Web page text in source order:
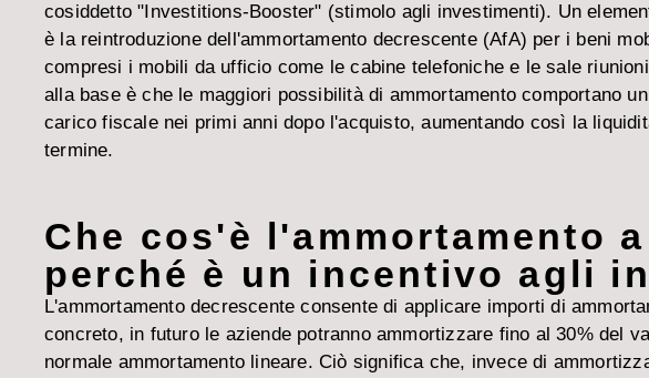
cosiddetto "Investitions-Booster" (stimolo agli investimenti). Un
è la reintroduzione dell'ammortamento decrescente (AfA) per i beni
compresi i mobili da ufficio come le cabine telefoniche e le sale
alla base è che le maggiori possibilità di ammortamento comportano
carico fiscale nei primi anni dopo l'acquisto, aumentando così la
termine.
Che cos'è l'ammortamento
perché è un incentivo agli
L'ammortamento decrescente consente di applicare importi di
concreto, in futuro le aziende potranno ammortizzare fino al 30% del
normale ammortamento lineare. Ciò significa che, invece di